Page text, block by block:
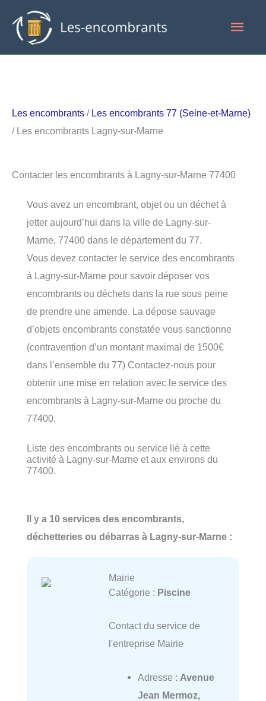
contenu
Les encombrants / Les encombrants 77 (Seine-et-Marne)
/ Les encombrants Lagny-sur-Marne
Contacter les encombrants à Lagny-sur-Marne 77400
Vous avez un encombrant, objet ou un déchet à
jetter aujourd’hui dans la ville de Lagny-sur-
Marne, 77400 dans le département du 77.
Vous devez contacter le service des encombrants
à Lagny-sur-Marne pour savoir déposer vos
encombrants ou déchets dans la rue sous peine
de prendre une amende. La dépose sauvage
d’objets encombrants constatée vous sanctionne
(contravention d’un montant maximal de 1500€
dans l’ensemble du 77) Contactez-nous pour
obtenir une mise en relation avec le service des
encombrants à Lagny-sur-Marne ou proche du
77400.
Liste des encombrants ou service lié à cette
activité à Lagny-sur-Marne et aux environs du
77400.
Il y a 10 services des encombrants,
déchetteries ou débarras à Lagny-sur-Marne :
Mairie
Catégorie : Piscine
Contact du service de
l'entreprise Mairie
Adresse : Avenue
Jean Mermoz,